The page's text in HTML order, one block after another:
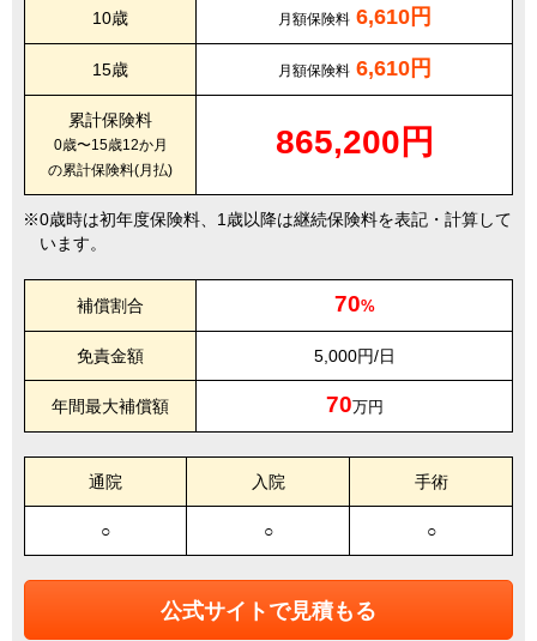
10歳 月額保険料 6,610円
15歳 月額保険料 6,610円
累計保険料
0歳〜15歳12か月
の累計保険料(月払)
865,200円
0歳時は初年度保険料、1歳以降は継続保険料を表記・計算して
います。
補償割合 70%
免責金額 5,000円/日
年間最大補償額 70万円
通院 入院 手術
○ ○ ○
公式サイトで見積もる